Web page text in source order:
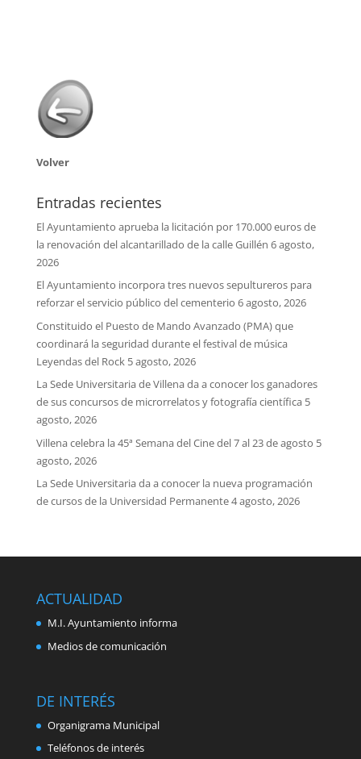
Volver
Entradas recientes
El Ayuntamiento aprueba la licitación por 170.000 euros de
la renovación del alcantarillado de la calle Guillén 6 agosto,
2026
El Ayuntamiento incorpora tres nuevos sepultureros para
reforzar el servicio público del cementerio 6 agosto, 2026
Constituido el Puesto de Mando Avanzado (PMA) que
coordinará la seguridad durante el festival de música
Leyendas del Rock 5 agosto, 2026
La Sede Universitaria de Villena da a conocer los ganadores
de sus concursos de microrrelatos y fotografía científica 5
agosto, 2026
Villena celebra la 45ª Semana del Cine del 7 al 23 de agosto 5
agosto, 2026
La Sede Universitaria da a conocer la nueva programación
de cursos de la Universidad Permanente4 agosto, 2026
ACTUALIDAD
M.I. Ayuntamiento informa
Medios de comunicación
DE INTERÉS
Organigrama Municipal
Teléfonos de interés